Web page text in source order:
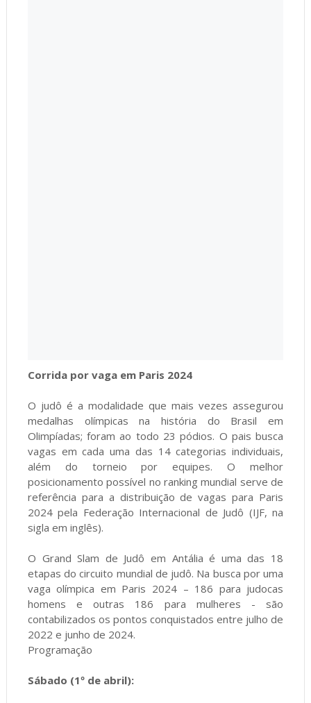
Corrida por vaga em Paris 2024
O judô é a modalidade que mais vezes assegurou
medalhas olímpicas na história do Brasil em
Olimpíadas; foram ao todo 23 pódios. O pais busca
vagas em cada uma das 14 categorias individuais,
além do torneio por equipes. O melhor
posicionamento possível no ranking mundial serve de
referência para a distribuição de vagas para Paris
2024 pela Federação Internacional de Judô (IJF, na
sigla em inglês).
O Grand Slam de Judô em Antália é uma das 18
etapas do circuito mundial de judô. Na busca por uma
vaga olímpica em Paris 2024 – 186 para judocas
homens e outras 186 para mulheres - são
contabilizados os pontos conquistados entre julho de
2022 e junho de 2024.
Programação
Sábado (1º de abril):